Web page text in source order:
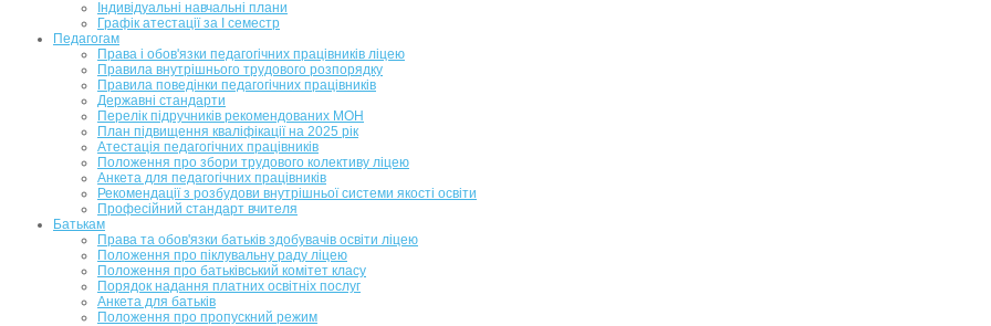
Індивідуальні навчальні плани
Графік атестації за І семестр
Педагогам
Права і обов'язки педагогічних працівників ліцею
Правила внутрішнього трудового розпорядку
Правила поведінки педагогічних працівників
Державні стандарти
Перелік підручників рекомендованих МОН
План підвищення кваліфікації на 2025 рік
Атестація педагогічних працівників
Положення про збори трудового колективу ліцею
Анкета для педагогічних працівників
Рекомендації з розбудови внутрішньої системи якості освіти
Професійний стандарт вчителя
Батькам
Права та обов'язки батьків здобувачів освіти ліцею
Положення про піклувальну раду ліцею
Положення про батьківський комітет класу
Порядок надання платних освітніх послуг
Анкета для батьків
Положення про пропускний режим